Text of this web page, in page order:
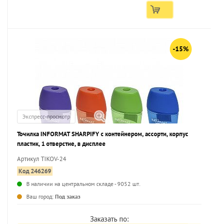
-15%
Экспресс-просмотр
Точилка INFORMAT SHARPIFY с контейнером, ассорти, корпус
пластик, 1 отверстие, в дисплее
Артикул TIKOV-24
Код 246269
В наличии на центральном складе - 9052 шт.
Ваш город: Под заказ
Заказать по: